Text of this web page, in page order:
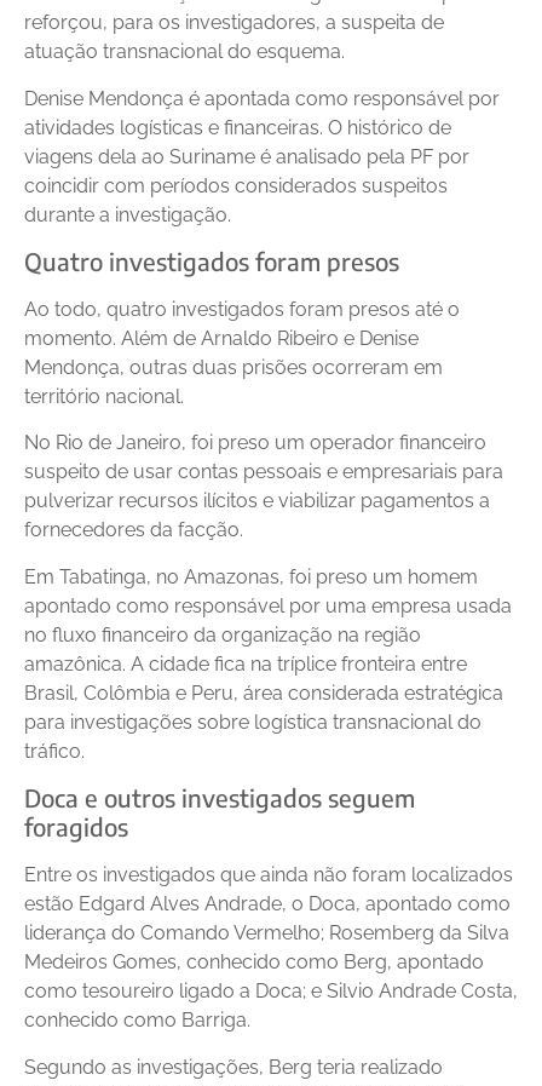
reforçou, para os investigadores, a suspeita de
atuação transnacional do esquema.
Denise Mendonça é apontada como responsável por
atividades logísticas e financeiras. O histórico de
viagens dela ao Suriname é analisado pela PF por
coincidir com períodos considerados suspeitos
durante a investigação.
Quatro investigados foram presos
Ao todo, quatro investigados foram presos até o
momento. Além de Arnaldo Ribeiro e Denise
Mendonça, outras duas prisões ocorreram em
território nacional.
No Rio de Janeiro, foi preso um operador financeiro
suspeito de usar contas pessoais e empresariais para
pulverizar recursos ilícitos e viabilizar pagamentos a
fornecedores da facção.
Em Tabatinga, no Amazonas, foi preso um homem
apontado como responsável por uma empresa usada
no fluxo financeiro da organização na região
amazônica. A cidade fica na tríplice fronteira entre
Brasil, Colômbia e Peru, área considerada estratégica
para investigações sobre logística transnacional do
tráfico.
Doca e outros investigados seguem
foragidos
Entre os investigados que ainda não foram localizados
estão Edgard Alves Andrade, o Doca, apontado como
liderança do Comando Vermelho; Rosemberg da Silva
Medeiros Gomes, conhecido como Berg, apontado
como tesoureiro ligado a Doca; e Silvio Andrade Costa,
conhecido como Barriga.
Segundo as investigações, Berg teria realizado